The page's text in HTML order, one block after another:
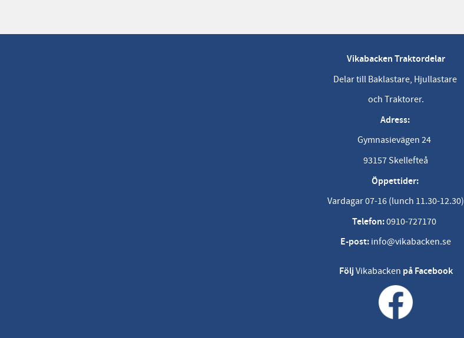
Vikabacken Traktordelar
Delar till Baklastare, Hjullastare
och Traktorer.
Adress:
Gymnasievägen 24
93157 Skellefteå
Öppettider:
Vardagar 07-16 (lunch 11.30-12.30)
Telefon:0910-727170
E-post: info@vikabacken.se
FöljVikabacken på Facebook